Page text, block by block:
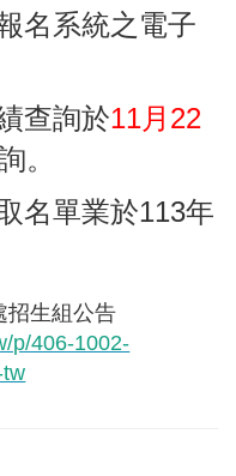
名系統之電子
查詢於11月22
。
名單業於113年
招生組公告
p/406-1002-